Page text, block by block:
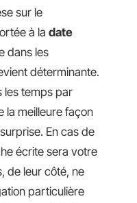
sur le
à la date
dans les
déterminante.
les temps par
la meilleure façon
En cas de
écrite sera votre
de leur côté, ne
particulière